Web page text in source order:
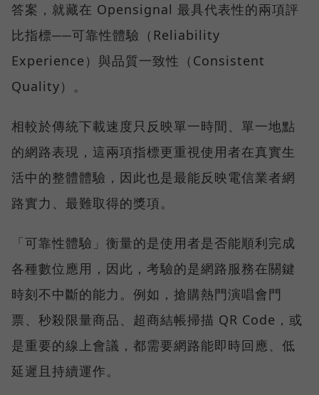
答案，就藏在 Opensignal 最具代表性的兩項評
比指標──可靠性體驗（Reliability
Experience）與品質一致性（Consistent
Quality）。
相較於傳統下載速度只反映單一時間、單一地點
的網路表現，這兩項指標更重視使用者在真實生
活中的整體體驗，因此也是最能反映電信業者網
路實力、最難取得的獎項。
「可靠性體驗」衡量的是使用者是否能順利完成
各種數位應用，因此，考驗的是網路服務在關鍵
時刻不中斷的能力。例如，搶購熱門演唱會門
票、秒殺限量商品、超商結帳掃描 QR Code，或
是重要的線上會議，都需要網路能即時回應、低
延遲且持續運作。